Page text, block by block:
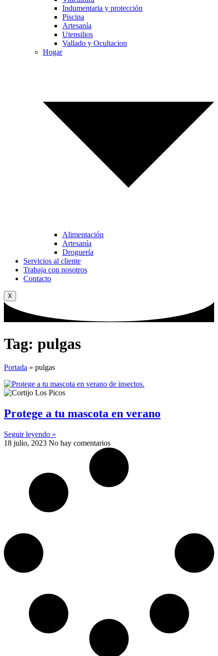
Indumentaria y protección
Piscina
Artesanía
Utensilios
Vallado y Ocultacion
Hogar
Alimentación
Artesanía
Droguería
Servicios al cliente
Trabaja con nosotros
Contacto
X
Tag: pulgas
Portada » pulgas
Protege a tu mascota en verano
Seguir leyendo »
18 julio, 2023 No hay comentarios